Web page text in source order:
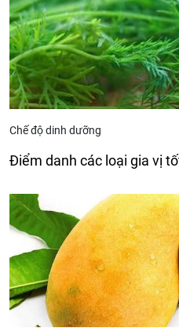
Chế độ dinh dưỡng
Điểm danh các loại gia vị